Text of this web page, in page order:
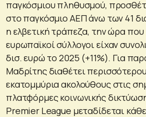
παγκόσμιου πληθυσμού,
στο παγκόσμιο ΑΕΠ άνω των 41
η ελβετική τράπεζα, την ώρα
ευρωπαϊκοί σύλλογοι είχαν
δισ. ευρώ το 2025 (+11%). Για
Μαδρίτης διαθέτει
εκατομμύρια ακολούθους στις
πλατφόρμες κοινωνικής
Premier League μεταδίδεται